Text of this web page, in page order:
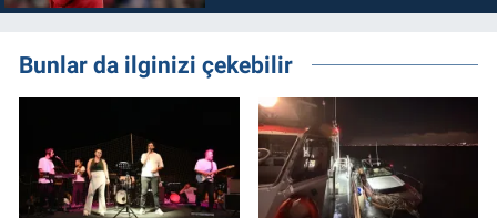
Bunlar da ilginizi çekebilir